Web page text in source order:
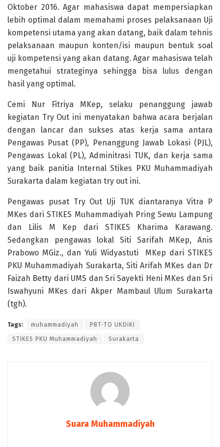
Oktober 2016. Agar mahasiswa dapat mempersiapkan
lebih optimal dalam memahami proses pelaksanaan Uji
kompetensi utama yang akan datang, baik dalam tehnis
pelaksanaan maupun konten/isi maupun bentuk soal
uji kompetensi yang akan datang. Agar mahasiswa telah
mengetahui strateginya sehingga bisa lulus dengan
hasil yang optimal.
Cemi Nur Fitriya MKep, selaku penanggung jawab
kegiatan Try Out ini menyatakan bahwa acara berjalan
dengan lancar dan sukses atas kerja sama antara
Pengawas Pusat (PP), Penanggung Jawab Lokasi (PJL),
Pengawas Lokal (PL), Adminitrasi TUK, dan kerja sama
yang baik panitia Internal Stikes PKU Muhammadiyah
Surakarta dalam kegiatan try out ini.
Pengawas pusat Try Out Uji TUK diantaranya Vitra P
MKes dari STIKES Muhammadiyah Pring Sewu Lampung
dan Lilis M Kep dari STIKES Kharima Karawang.
Sedangkan pengawas lokal Siti Sarifah MKep, Anis
Prabowo MGiz., dan Yuli Widyastuti MKep dari STIKES
PKU Muhammadiyah Surakarta, Siti Arifah MKes dan Dr
Faizah Betty dari UMS dan Sri Sayekti Heni MKes dan Sri
Iswahyuni MKes dari Akper Mambaul Ulum Surakarta
(tgh).
Tags: muhammadiyah PBT-TO UKDiKI
STIKES PKU Muhammadiyah Surakarta
Suara Muhammadiyah